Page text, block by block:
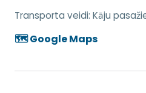
Transporta veidi: Kāju
🗺️ Google Maps